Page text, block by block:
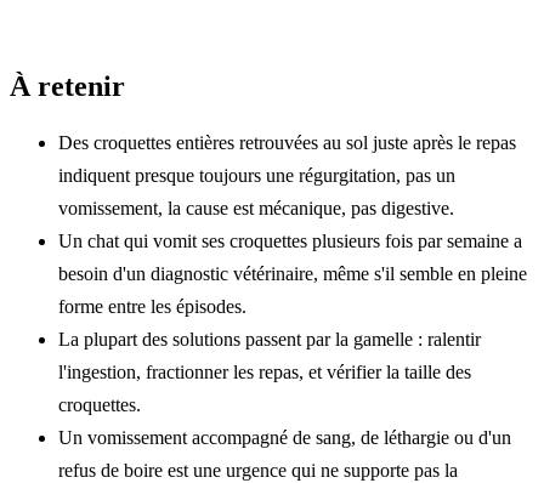
À retenir
Des croquettes entières retrouvées au sol juste après le repas
indiquent presque toujours une régurgitation, pas un
vomissement, la cause est mécanique, pas digestive.
Un chat qui vomit ses croquettes plusieurs fois par semaine a
besoin d'un diagnostic vétérinaire, même s'il semble en pleine
forme entre les épisodes.
La plupart des solutions passent par la gamelle : ralentir
l'ingestion, fractionner les repas, et vérifier la taille des
croquettes.
Un vomissement accompagné de sang, de léthargie ou d'un
refus de boire est une urgence qui ne supporte pas la